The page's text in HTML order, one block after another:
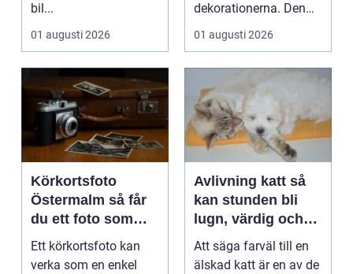
bil...
01 augusti 2026
dekorationerna. Den
börjar i köket....
01 augusti 2026
Körkortsfoto
Östermalm så får
du ett foto som
alltid blir godkänt
Ett körkortsfoto kan
verka som en enkel
Avlivning katt så
kan stunden bli
lugn, värdig och
trygg
Att säga farväl till en
älskad katt är en av de